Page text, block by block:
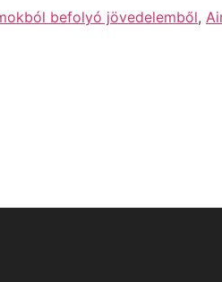
befolyó jövedelemből,